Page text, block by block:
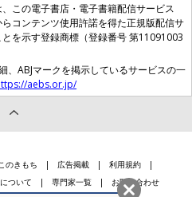
この電子書店・電子書籍配信サービス
コンテンツ使用許諾を得た正規版配信サ
を示す登録商標（登録番号 第11091003
、ABJマークを掲示しているサービスの一
aebs.or.jp/
のきもち 広告掲載
利用規約
ついて 専門家一覧 お問い合わせ